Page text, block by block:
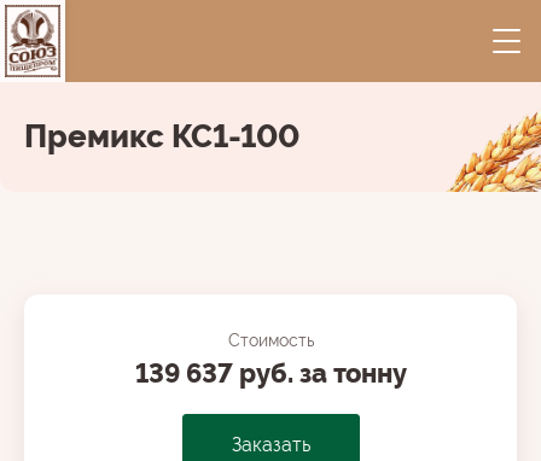
Премикс КС1-100
Стоимость
139 637 руб. за тонну
Заказать